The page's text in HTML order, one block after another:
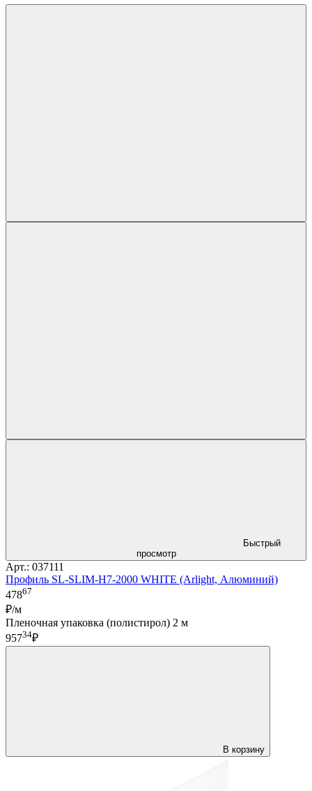
Быстрый
просмотр
Арт.: 037111
Профиль SL-SLIM-H7-2000 WHITE (Arlight, Алюминий)
47867
₽/м
Пленочная упаковка (полистирол) 2 м
95734₽
В корзину